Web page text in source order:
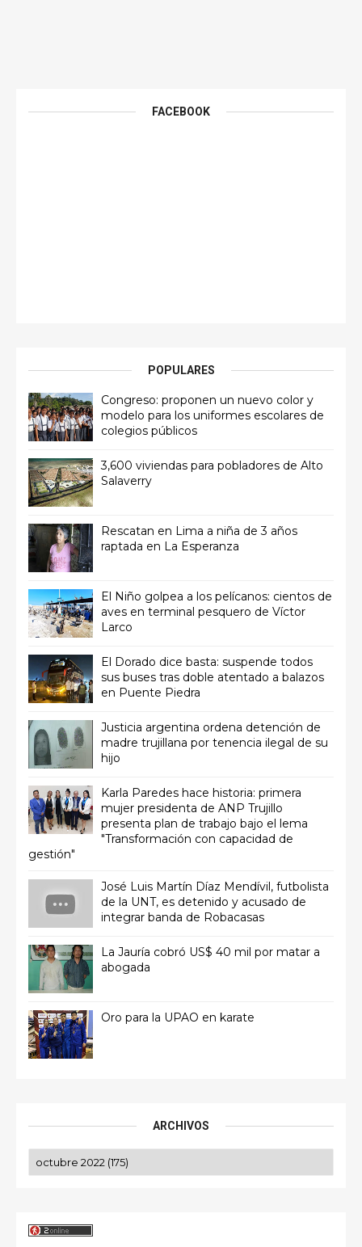
FACEBOOK
POPULARES
Congreso: proponen un nuevo color y
modelo para los uniformes escolares de
colegios públicos
3,600 viviendas para pobladores de Alto
Salaverry
Rescatan en Lima a niña de 3 años
raptada en La Esperanza
El Niño golpea a los pelícanos: cientos de
aves en terminal pesquero de Víctor
Larco
El Dorado dice basta: suspende todos
sus buses tras doble atentado a balazos
en Puente Piedra
Justicia argentina ordena detención de
madre trujillana por tenencia ilegal de su
hijo
Karla Paredes hace historia: primera
mujer presidenta de ANP Trujillo
presenta plan de trabajo bajo el lema
"Transformación con capacidad de
gestión"
José Luis Martín Díaz Mendívil, futbolista
de la UNT, es detenido y acusado de
integrar banda de Robacasas
La Jauría cobró US$ 40 mil por matar a
abogada
Oro para la UPAO en karate
ARCHIVOS